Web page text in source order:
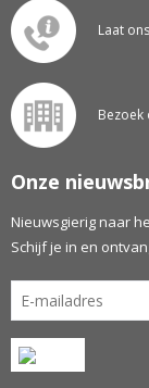
Laat
Bezoek
Onze
Nieuwsgierig naar
Schijf je in en